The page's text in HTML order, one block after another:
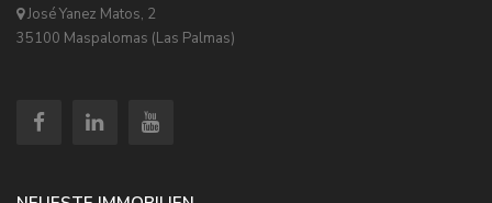
José Yanez Matos, 2
35100 Maspalomas (Las Palmas)